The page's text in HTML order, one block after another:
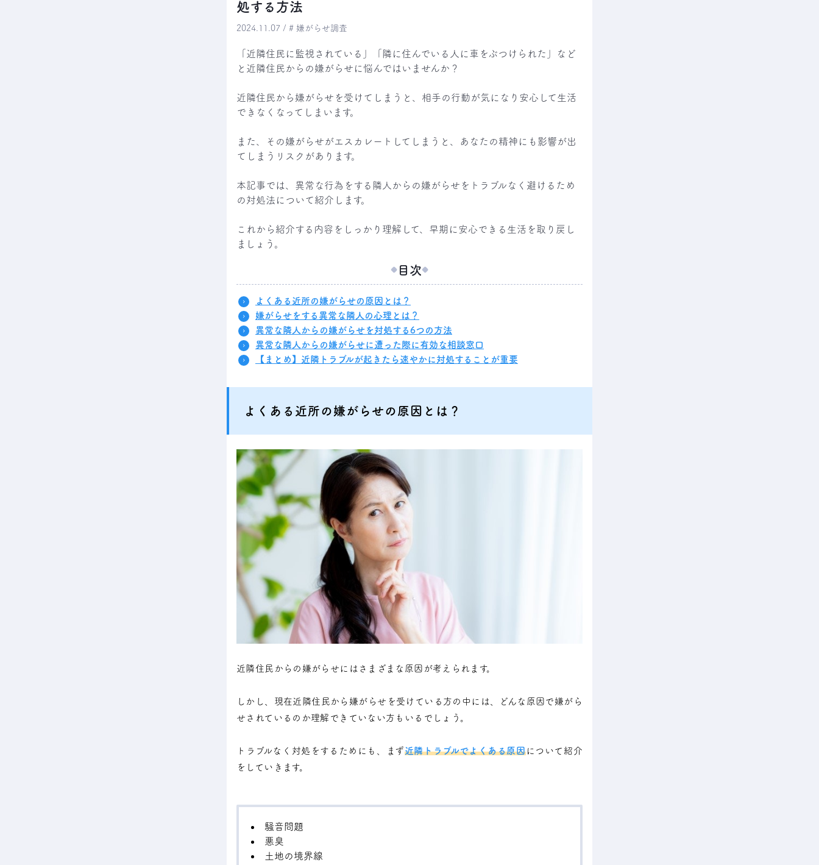
処する方法
2024.11.07 / # 嫌がらせ調査
「近隣住民に監視されている」「隣に住んでいる人に車をぶつけられた」など
と近隣住民からの嫌がらせに悩んではいませんか？
近隣住民から嫌がらせを受けてしまうと、相手の行動が気になり安心して生活
できなくなってしまいます。
また、その嫌がらせがエスカレートしてしまうと、あなたの精神にも影響が出
てしまうリスクがあります。
本記事では、異常な行為をする隣人からの嫌がらせをトラブルなく避けるため
の対処法について紹介します。
これから紹介する内容をしっかり理解して、早期に安心できる生活を取り戻し
ましょう。
目次
よくある近所の嫌がらせの原因とは？
嫌がらせをする異常な隣人の心理とは？
異常な隣人からの嫌がらせを対処する6つの方法
異常な隣人からの嫌がらせに遭った際に有効な相談窓口
【まとめ】近隣トラブルが起きたら速やかに対処することが重要
よくある近所の嫌がらせの原因とは？
近隣住民からの嫌がらせにはさまざまな原因が考えられます。
しかし、現在近隣住民から嫌がらせを受けている方の中には、どんな原因で嫌がら
せされているのか理解できていない方もいるでしょう。
トラブルなく対処をするためにも、まず近隣トラブルでよくある原因について紹介
をしていきます。
騒音問題
悪臭
土地の境界線